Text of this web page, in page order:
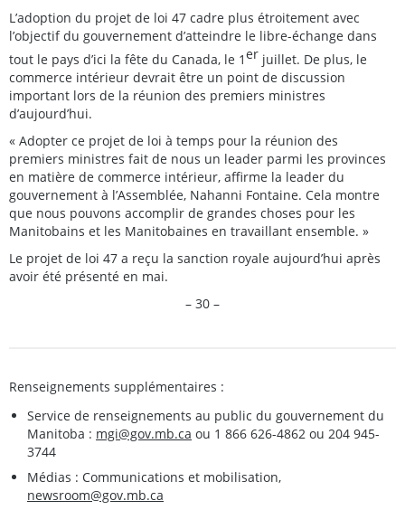
L’adoption du projet de loi 47 cadre plus étroitement avec
l’objectif du gouvernement d’atteindre le libre-échange dans
tout le pays d’ici la fête du Canada, le 1er juillet. De plus, le
commerce intérieur devrait être un point de discussion
important lors de la réunion des premiers ministres
d’aujourd’hui.
« Adopter ce projet de loi à temps pour la réunion des
premiers ministres fait de nous un leader parmi les provinces
en matière de commerce intérieur, affirme la leader du
gouvernement à l’Assemblée, Nahanni Fontaine. Cela montre
que nous pouvons accomplir de grandes choses pour les
Manitobains et les Manitobaines en travaillant ensemble. »
Le projet de loi 47 a reçu la sanction royale aujourd’hui après
avoir été présenté en mai.
– 30 –
Renseignements supplémentaires :
Service de renseignements au public du gouvernement du
Manitoba : mgi@gov.mb.ca ou 1 866 626-4862 ou 204 945-
3744
Médias : Communications et mobilisation,
newsroom@gov.mb.ca